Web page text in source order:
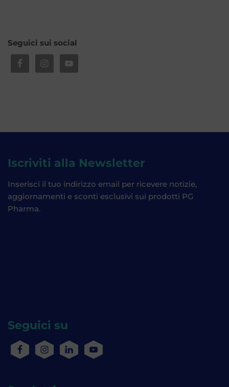
Seguici sui social
Iscriviti alla Newsletter
Inserisci il tuo indirizzo email per ricevere notizie,
aggiornamenti e sconti esclusivi sui prodotti PG
Pharma.
Seguici su